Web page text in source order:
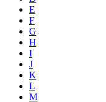
E
F
G
H
I
J
K
L
M